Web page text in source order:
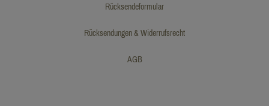
Rücksendeformular
Rücksendungen & Widerrufsrecht
AGB